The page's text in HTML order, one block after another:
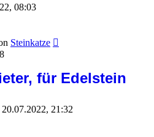
08:03
Steinkatze
für Edelstein
20.07.2022, 21:32